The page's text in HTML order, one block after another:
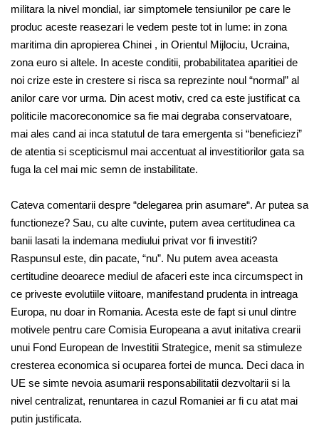
militara la nivel mondial, iar simptomele tensiunilor pe care le
produc aceste reasezari le vedem peste tot in lume: in zona
maritima din apropierea Chinei , in Orientul Mijlociu, Ucraina,
zona euro si altele. In aceste conditii, probabilitatea aparitiei de
noi crize este in crestere si risca sa reprezinte noul “normal” al
anilor care vor urma. Din acest motiv, cred ca este justificat ca
politicile macoreconomice sa fie mai degraba conservatoare,
mai ales cand ai inca statutul de tara emergenta si “beneficiezi”
de atentia si scepticismul mai accentuat al investitiorilor gata sa
fuga la cel mai mic semn de instabilitate.
Cateva comentarii despre “delegarea prin asumare“. Ar putea sa
functioneze? Sau, cu alte cuvinte, putem avea certitudinea ca
banii lasati la indemana mediului privat vor fi investiti?
Raspunsul este, din pacate, “nu”. Nu putem avea aceasta
certitudine deoarece mediul de afaceri este inca circumspect in
ce priveste evolutiile viitoare, manifestand prudenta in intreaga
Europa, nu doar in Romania. Acesta este de fapt si unul dintre
motivele pentru care Comisia Europeana a avut initativa crearii
unui Fond European de Investitii Strategice, menit sa stimuleze
cresterea economica si ocuparea fortei de munca. Deci daca in
UE se simte nevoia asumarii responsabilitatii dezvoltarii si la
nivel centralizat, renuntarea in cazul Romaniei ar fi cu atat mai
putin justificata.